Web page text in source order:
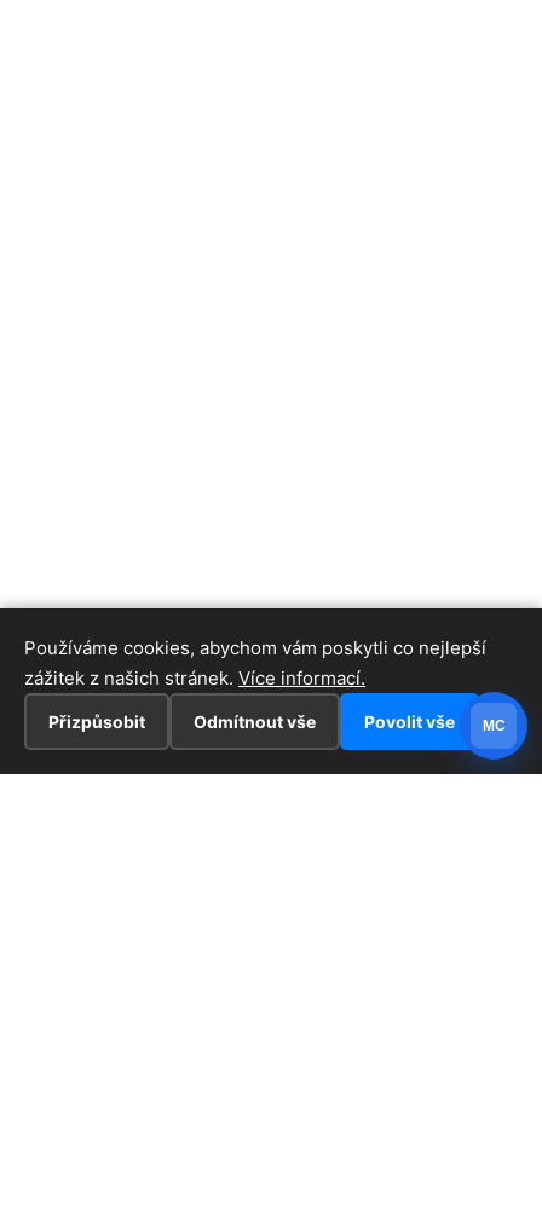
Používáme cookies, abychom vám poskytli co nejlepší
zážitek z našich stránek. Více informací.
Přizpůsobit Odmítnout vše Povolit vše MC